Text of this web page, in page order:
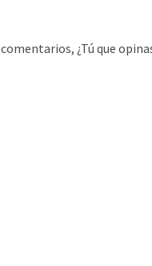
¿Tú que